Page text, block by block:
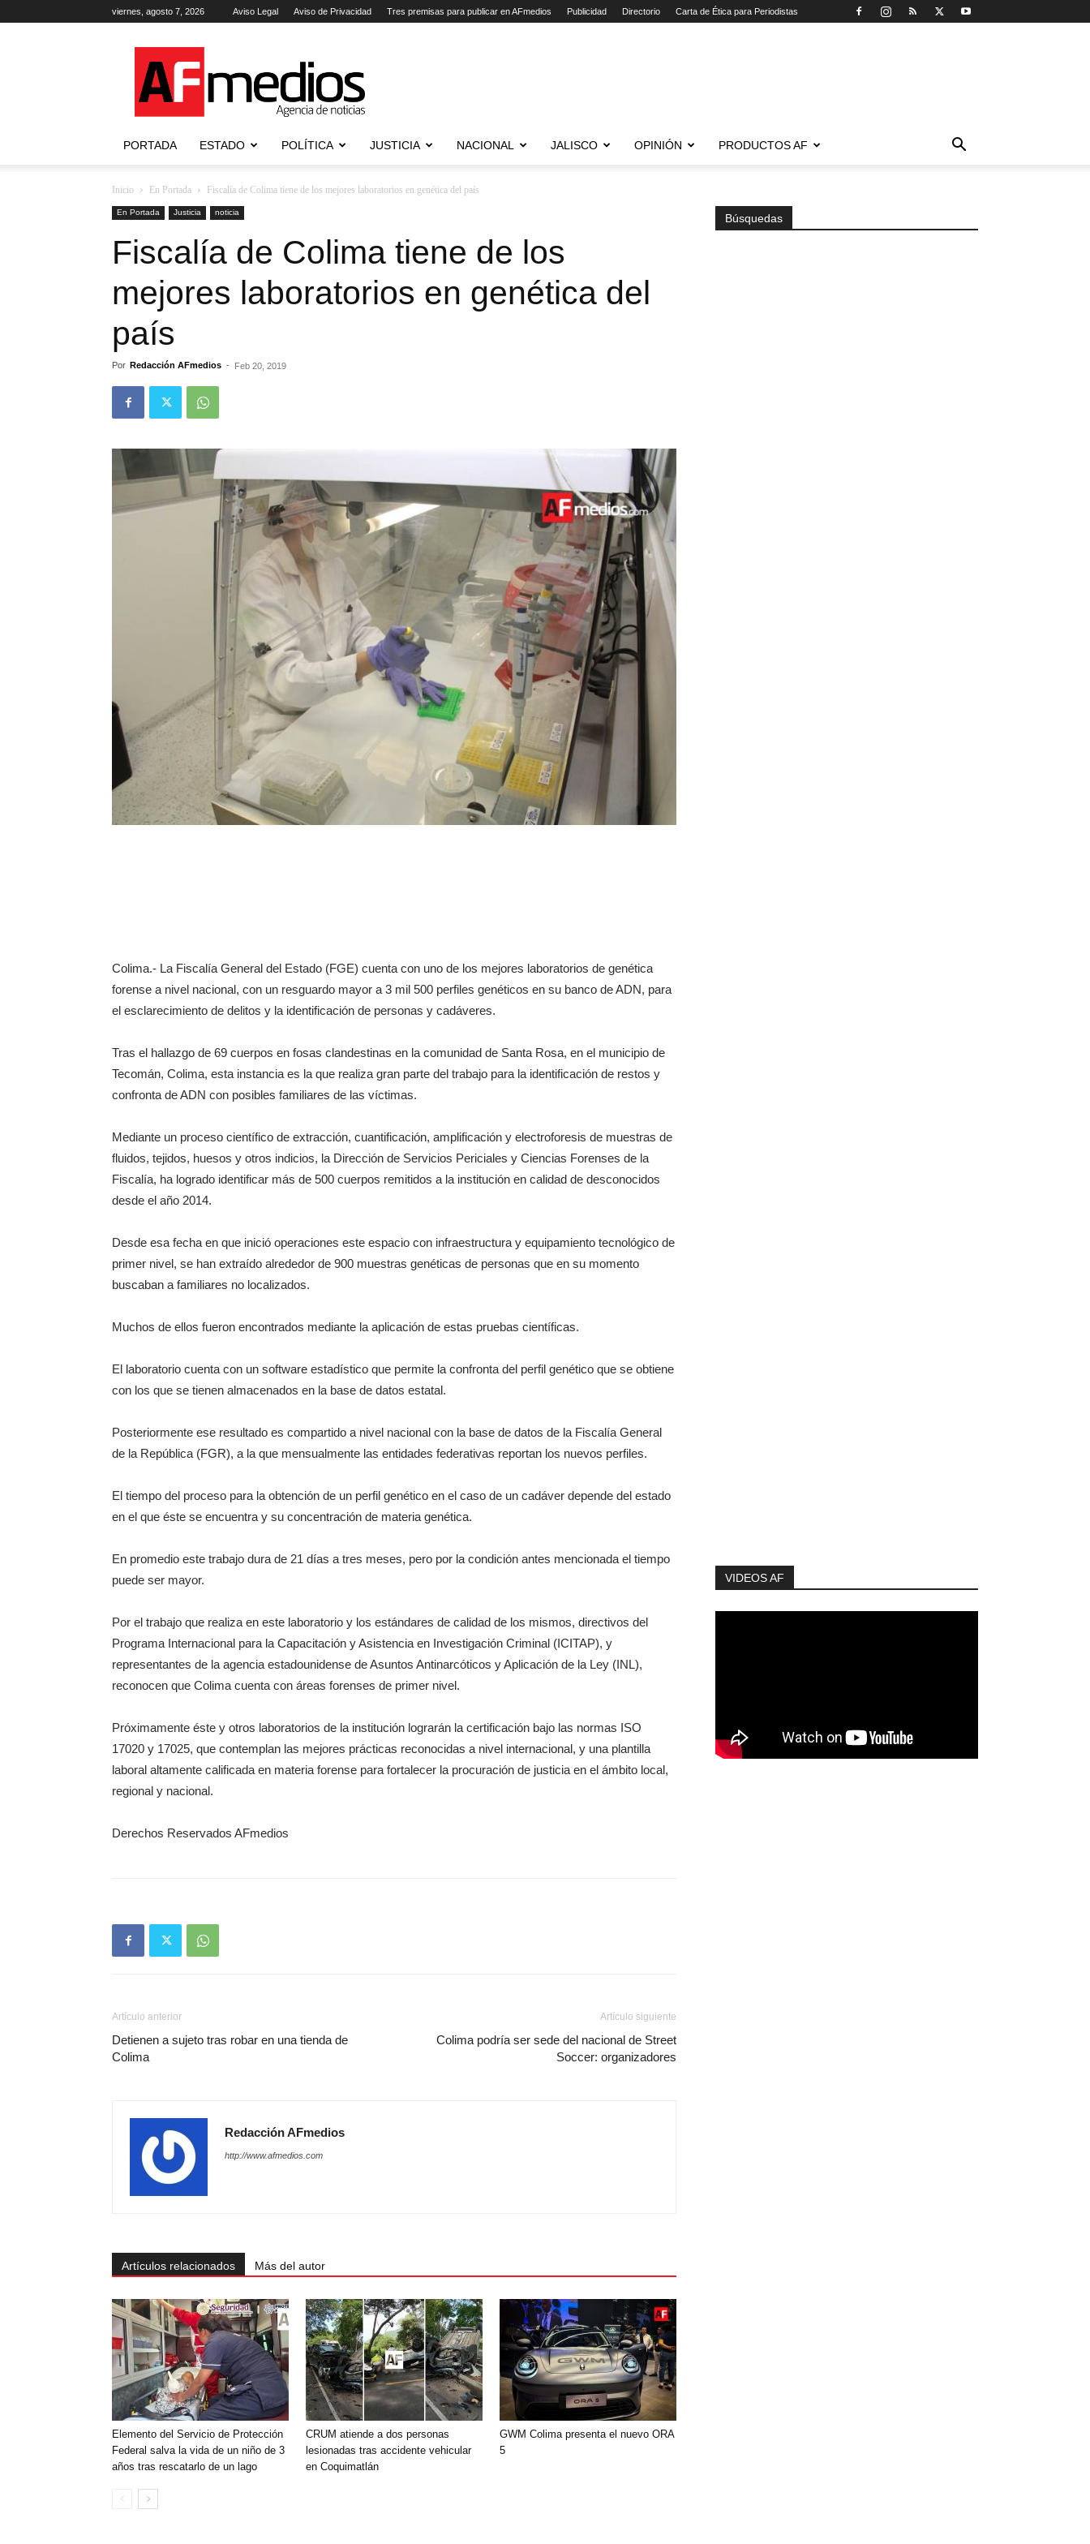
viernes, agosto 7, 2026 Aviso Legal Aviso de Privacidad Tres premisas para publicar en AFmedios Publicidad Directorio Carta de Ética para Periodistas
Agencia
de
Noticias
PORTADA ESTADO POLÍTICA JUSTICIA NACIONAL JALISCO OPINIÓN PRODUCTOS AF
Inicio En Portada Fiscalía de Colima tiene de los mejores laboratorios en genética del país
En Portada Justicia noticia
Fiscalía de Colima tiene de los
mejores laboratorios en genética del
país
Por Redacción AFmedios - Feb 20, 2019
Colima.- La Fiscalía General del Estado (FGE) cuenta con uno de los mejores laboratorios de genética
forense a nivel nacional, con un resguardo mayor a 3 mil 500 perfiles genéticos en su banco de ADN, para
el esclarecimiento de delitos y la identificación de personas y cadáveres.
Tras el hallazgo de 69 cuerpos en fosas clandestinas en la comunidad de Santa Rosa, en el municipio de
Tecomán, Colima, esta instancia es la que realiza gran parte del trabajo para la identificación de restos y
confronta de ADN con posibles familiares de las víctimas.
Mediante un proceso científico de extracción, cuantificación, amplificación y electroforesis de muestras de
fluidos, tejidos, huesos y otros indicios, la Dirección de Servicios Periciales y Ciencias Forenses de la
Fiscalía, ha logrado identificar más de 500 cuerpos remitidos a la institución en calidad de desconocidos
desde el año 2014.
Desde esa fecha en que inició operaciones este espacio con infraestructura y equipamiento tecnológico de
primer nivel, se han extraído alrededor de 900 muestras genéticas de personas que en su momento
buscaban a familiares no localizados.
Muchos de ellos fueron encontrados mediante la aplicación de estas pruebas científicas.
El laboratorio cuenta con un software estadístico que permite la confronta del perfil genético que se obtiene
con los que se tienen almacenados en la base de datos estatal.
Posteriormente ese resultado es compartido a nivel nacional con la base de datos de la Fiscalía General
de la República (FGR), a la que mensualmente las entidades federativas reportan los nuevos perfiles.
El tiempo del proceso para la obtención de un perfil genético en el caso de un cadáver depende del estado
en el que éste se encuentra y su concentración de materia genética.
En promedio este trabajo dura de 21 días a tres meses, pero por la condición antes mencionada el tiempo
puede ser mayor.
Por el trabajo que realiza en este laboratorio y los estándares de calidad de los mismos, directivos del
Programa Internacional para la Capacitación y Asistencia en Investigación Criminal (ICITAP), y
representantes de la agencia estadounidense de Asuntos Antinarcóticos y Aplicación de la Ley (INL),
reconocen que Colima cuenta con áreas forenses de primer nivel.
Próximamente éste y otros laboratorios de la institución lograrán la certificación bajo las normas ISO
17020 y 17025, que contemplan las mejores prácticas reconocidas a nivel internacional, y una plantilla
laboral altamente calificada en materia forense para fortalecer la procuración de justicia en el ámbito local,
regional y nacional.
Derechos Reservados AFmedios
Artículo anterior
Detienen a sujeto tras robar en una tienda de
Colima
Artículo siguiente
Colima podría ser sede del nacional de Street
Soccer: organizadores
Redacción AFmedios
http://www.afmedios.com
Artículos relacionados Más del autor
Elemento del Servicio de Protección
Federal salva la vida de un niño de 3
años tras rescatarlo de un lago
CRUM atiende a dos personas
lesionadas tras accidente vehicular
en Coquimatlán
GWM Colima presenta el nuevo ORA
5
Búsquedas
VIDEOS AF